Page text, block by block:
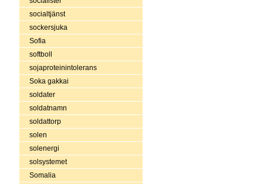
socialtjänst
sockersjuka
Sofia
softboll
sojaproteinintolerans
Soka gakkai
soldater
soldatnamn
soldattorp
solen
solenergi
solsystemet
Somalia